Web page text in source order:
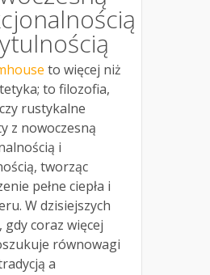
to więcej niż
to filozofia,
rustykalne
z nowoczesną
i
tworząc
pełne ciepła i
W dzisiejszych
gdy coraz więcej
równowagi
a